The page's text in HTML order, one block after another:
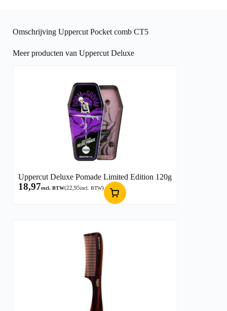
Omschrijving Uppercut Pocket comb CT5
Meer producten van Uppercut Deluxe
Uppercut Deluxe Pomade Limited Edition 120g
18,97excl. BTW(22,95incl. BTW)